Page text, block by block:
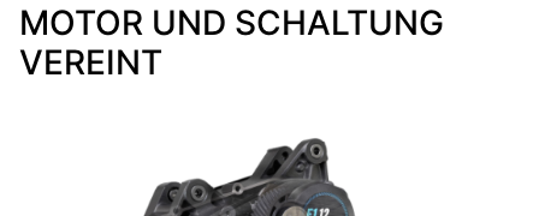
MOTOR UND SCHALTUNG
VEREINT